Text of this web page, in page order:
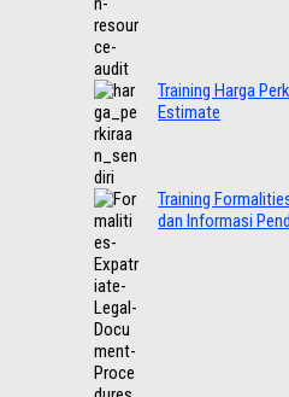
Training Harga
Estimate
Training
dan Informasi